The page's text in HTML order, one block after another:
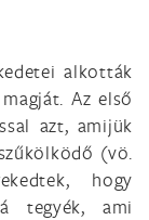
alkották
Az első
azt, amijük
(vö.
hogy
tegyék, ami